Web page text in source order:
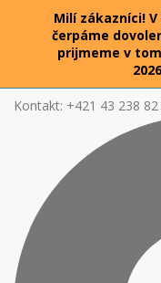
Milí zákazníci! V
čerpáme
prijmeme v
Kontakt: +421 43 238 82